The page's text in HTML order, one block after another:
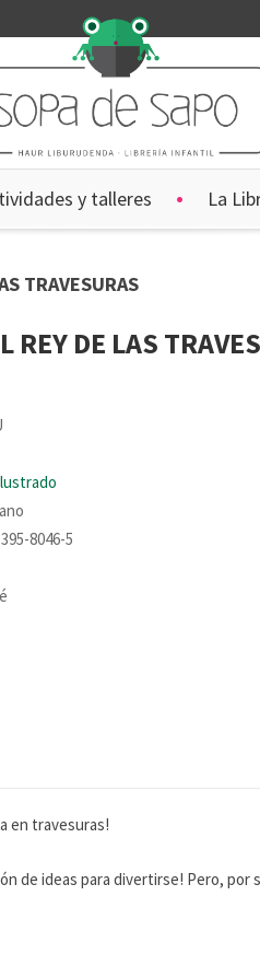
y talleres La
TRAVESURAS
REY DE LAS
8046-5
en travesuras!
de ideas para divertirse! Pero,